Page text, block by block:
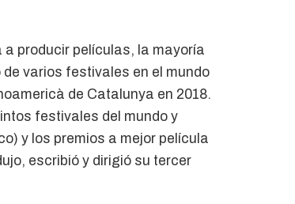
a producir películas, la mayoría
de varios festivales en el mundo
de Catalunya en 2018.
festivales del mundo y
y los premios a mejor película
escribió y dirigió su tercer